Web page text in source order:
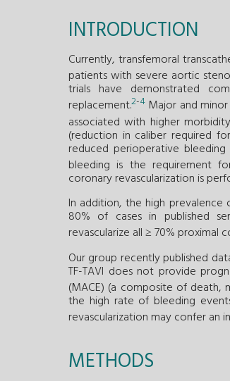
INTRODUCTION
Currently, transfemoral
patients with severe aortic
trials have demonstrated
replacement.2-4 Major and
associated with higher
(reduction in caliber required
reduced perioperative
bleeding is the requirement
coronary revascularization is
In addition, the high
80% of cases in published
revascularize all ≥ 70% proximal
Our group recently published
TF-TAVI does not provide
(MACE) (a composite of death,
the high rate of bleeding
revascularization may confer an
METHODS